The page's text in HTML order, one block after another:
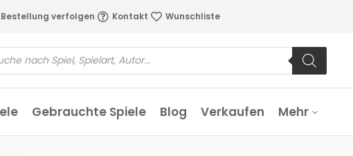
Bestellung verfolgen Kontakt Wunschliste
Gebrauchte Spiele Blog Verkaufen Mehr